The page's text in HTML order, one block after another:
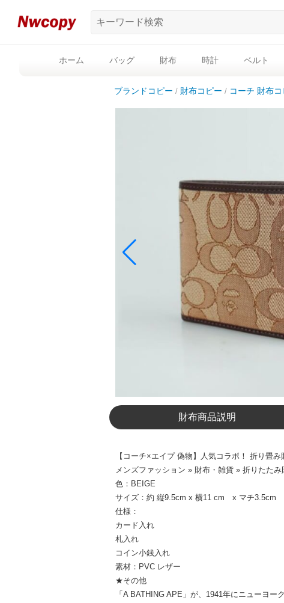
ホーム バッグ 財布 時計 ベルト
ブランドコピー 財布コピー コーチ 財布コ
財布商品説明
【コーチ×エイプ 偽物】人気コラボ！ 折り畳
メンズファッション » 財布・雑貨 » 折りたたみ
色：BEIGE
サイズ：約 縦9.5cm x 横11 cm x マチ3.5cm
仕様：
カード入れ
札入れ
コイン小銭入れ
素材：PVC レザー
★その他
「A BATHING APE」が、1941年にニューヨ